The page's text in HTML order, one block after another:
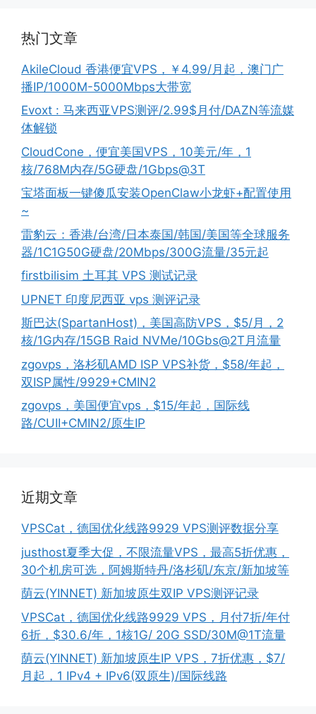
热门文章
AkileCloud 香港便宜VPS，￥4.99/月起，澳门广
播IP/1000M-5000Mbps大带宽
Evoxt : 马来西亚VPS测评/2.99$月付/DAZN等流媒
体解锁
CloudCone，便宜美国VPS，10美元/年，1
核/768M内存/5G硬盘/1Gbps@3T
宝塔面板一键傻瓜安装OpenClaw小龙虾+配置使用
~
雷豹云：香港/台湾/日本泰国/韩国/美国等全球服务
器/1C1G50G硬盘/20Mbps/300G流量/35元起
firstbilisim 土耳其 VPS 测试记录
UPNET 印度尼西亚 vps 测评记录
斯巴达(SpartanHost)，美国高防VPS，$5/月，2
核/1G内存/15GB Raid NVMe/10Gbs@2T月流量
zgovps，洛杉矶AMD ISP VPS补货，$58/年起，
双ISP属性/9929+CMIN2
zgovps，美国便宜vps，$15/年起，国际线
路/CUII+CMIN2/原生IP
近期文章
VPSCat，德国优化线路9929 VPS测评数据分享
justhost夏季大促，不限流量VPS，最高5折优惠，
30个机房可选，阿姆斯特丹/洛杉矶/东京/新加坡等
荫云(YINNET) 新加坡原生双IP VPS测评记录
VPSCat，德国优化线路9929 VPS，月付7折/年付
6折，$30.6/年，1核1G/ 20G SSD/30M@1T流量
荫云(YINNET) 新加坡原生IP VPS，7折优惠，$7/
月起，1 IPv4 + IPv6(双原生)/国际线路